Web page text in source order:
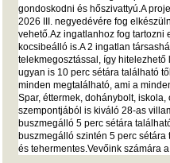
gondoskodni és hőszivattyú.A
2026 III. negyedévére fog
vehető.Az ingatlanhoz fog tartozni
kocsibeálló is.A 2 ingatlan
telekmegosztással, így
ugyan is 10 perc sétára található
minden megtalálható, ami a
Spar, éttermek, dohánybolt,
szempontjából is kiváló 28-as
buszmegálló 5 perc sétára
buszmegálló szintén 5 perc
és tehermentes.Vevőink számára